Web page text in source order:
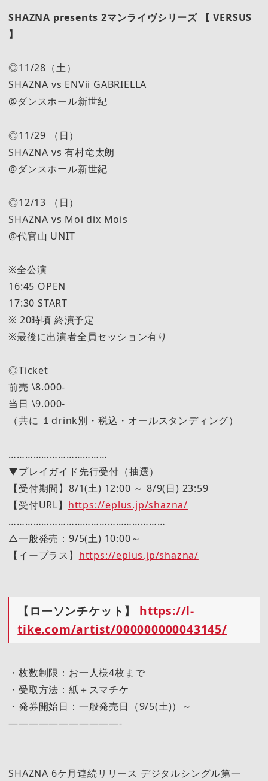
SHAZNA presents 2マンライヴシリーズ 【 VERSUS
】
◎11/28（土）
SHAZNA vs ENVii GABRIELLA
@ダンスホール新世紀
◎11/29 （日）
SHAZNA vs 有村竜太朗
@ダンスホール新世紀
◎12/13 （日）
SHAZNA vs Moi dix Mois
@代官山 UNIT
※全公演
16:45 OPEN
17:30 START
※ 20時頃 終演予定
※最後に出演者全員セッション有り
◎Ticket
前売 \8.000-
当日 \9.000-
（共に １drink別・税込・オールスタンディング）
………………………………
▼プレイガイド先行受付（抽選）
【受付期間】8/1(土) 12:00 ～ 8/9(日) 23:59
【受付URL】 https://eplus.jp/shazna/
…………………………………………………
△一般発売：9/5(土) 10:00～
【イープラス】 https://eplus.jp/shazna/
【ローソンチケット】 https://l-
tike.com/artist/000000000043145/
・枚数制限：お一人様4枚まで
・受取方法：紙＋スマチケ
・発券開始日：一般発売日（9/5(土)）～
———————————-
SHAZNA 6ケ月連続リリース デジタルシングル第一